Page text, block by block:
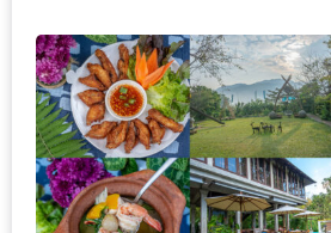
ที่
ครบ
ครั้ง
ช้อป
ชิ
ลล์